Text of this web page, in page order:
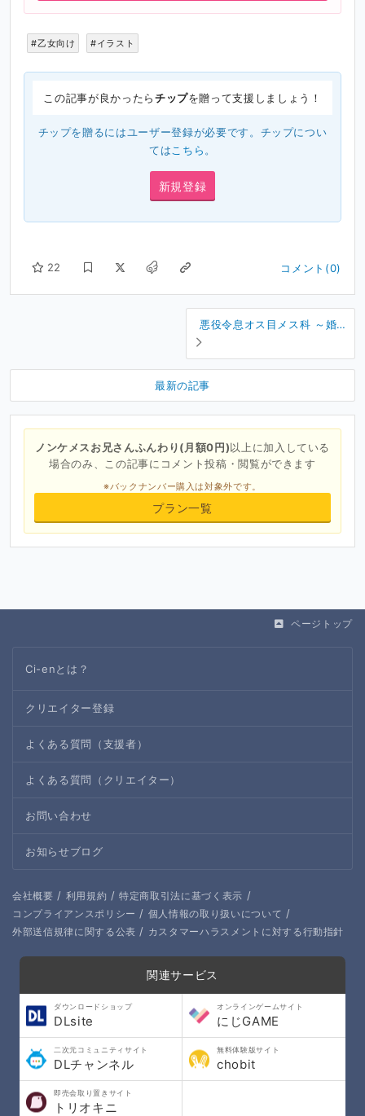
#乙女向け #イラスト
この記事が良かったらチップを贈って支援しましょう！
チップを贈るにはユーザー登録が必要です。チップについ
てはこちら。
新規登録
22 コメント(0)
悪役令息オス目メス科 ～婚約
疑似結婚生活～
最新の記事
ノンケメスお兄さんふんわり(月額0円)以上に加入している
場合のみ、この記事にコメント投稿・閲覧ができます
※バックナンバー購入は対象外です。
プラン一覧
ページトップ
Ci-enとは？
クリエイター登録
よくある質問（支援者）
よくある質問（クリエイター）
お問い合わせ
お知らせブログ
会社概要 / 利用規約 / 特定商取引法に基づく表示 /
コンプライアンスポリシー / 個人情報の取り扱いについて /
外部送信規律に関する公表 / カスタマーハラスメントに対する行動指針
関連サービス
ダウンロードショップ
DLsite
オンラインゲームサイト
にじGAME
二次元コミュニティサイト
DLチャンネル
無料体験版サイト
chobit
即売会取り置きサイト
トリオキニ